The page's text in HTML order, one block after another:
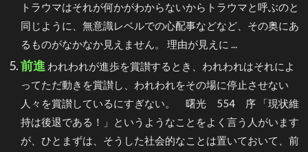
トラウマはそれが何かがわからないからトラウマと呼ぶのと
同じように、無意識レベルでの心配事などなど、その奥にあ
るものがなかなか見えません。 理由が見えに ...
前進 われわれが進歩を賞讃するとき、われわれはそれによ
ってただ動きを賞讃し、われわれをその場に停止させない
人々を賞讃しているにすぎない。 曙光 554 序 「現状維
持は後退である！」というようなことをよく言う人がいます
が、ひとまずは、そうした社会的なことは置いておいて、前